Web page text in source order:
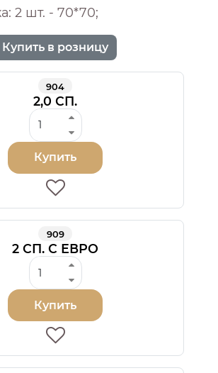
2 шт. - 70*70;
Купить в розницу
904
2,0 СП.
Купить
909
2 СП. С ЕВРО
Купить